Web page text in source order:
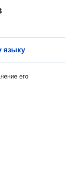
языку
его